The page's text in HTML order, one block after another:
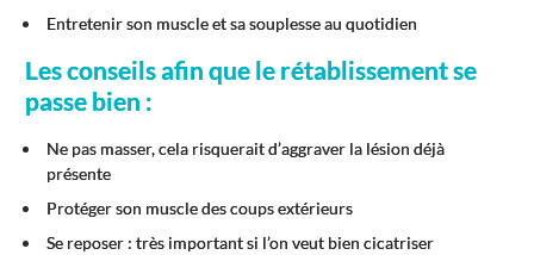
Entretenir son muscle et sa souplesse au quotidien
Les conseils afin que le rétablissement se
passe bien :
Ne pas masser, cela risquerait d’aggraver la lésion déjà
présente
Protéger son muscle des coups extérieurs
Se reposer : très important si l’on veut bien cicatriser